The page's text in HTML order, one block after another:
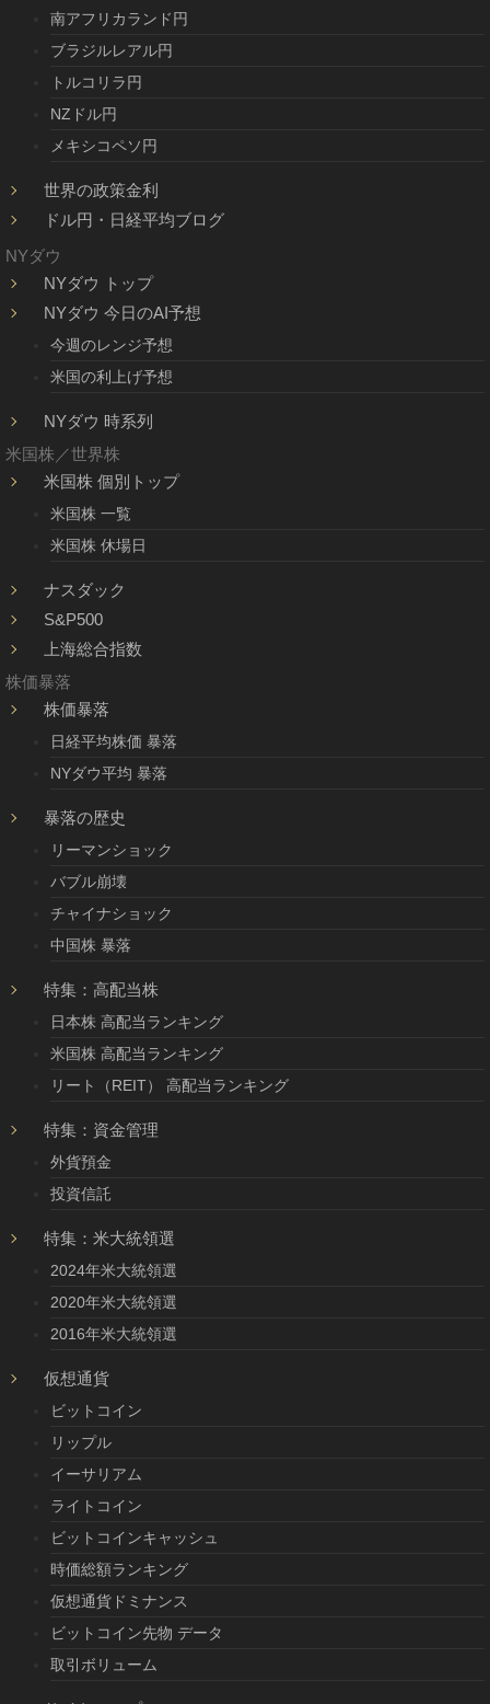
南アフリカランド円
ブラジルレアル円
トルコリラ円
NZドル円
メキシコペソ円
世界の政策金利
ドル円・日経平均ブログ
NYダウ
NYダウ トップ
NYダウ 今日のAI予想
今週のレンジ予想
米国の利上げ予想
NYダウ 時系列
米国株／世界株
米国株 個別トップ
米国株 一覧
米国株 休場日
ナスダック
S&P500
上海総合指数
株価暴落
株価暴落
日経平均株価 暴落
NYダウ平均 暴落
暴落の歴史
リーマンショック
バブル崩壊
チャイナショック
中国株 暴落
特集：高配当株
日本株 高配当ランキング
米国株 高配当ランキング
リート（REIT） 高配当ランキング
特集：資金管理
外貨預金
投資信託
特集：米大統領選
2024年米大統領選
2020年米大統領選
2016年米大統領選
仮想通貨
ビットコイン
リップル
イーサリアム
ライトコイン
ビットコインキャッシュ
時価総額ランキング
仮想通貨ドミナンス
ビットコイン先物 データ
取引ボリューム